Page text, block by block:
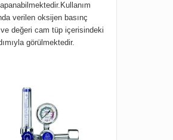
verilen oksijen basınç
değeri cam tüp içerisindeki
görülmektedir.